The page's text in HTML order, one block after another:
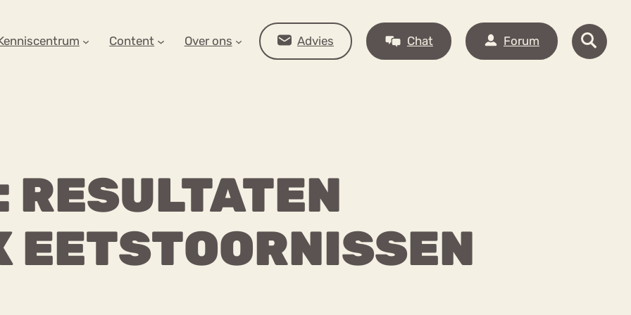
Content Over ons Advies Chat Forum
RESULTATEN
EETSTOORNISSEN
OP ZOEK?